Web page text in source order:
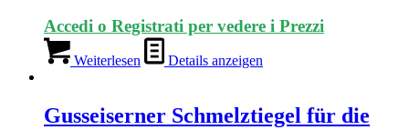
Accedi o Registrati per vedere i Prezzi
Weiterlesen Details anzeigen
Gusseiserner Schmelztiegel für die